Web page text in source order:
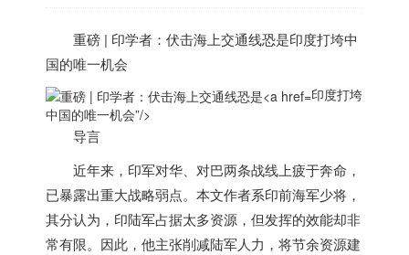
重磅 | 印学者：伏击海上交通线恐是印度打垮中
国的唯一机会
印度打垮
中国的唯一机会”/>
导言
近年来，印军对华、对巴两条战线上疲于奔命，
已暴露出重大战略弱点。本文作者系印前海军少将，
其分认为，印陆军占据太多资源，但发挥的效能却非
常有限。因此， 他主张削减陆军人力，将节余资源建